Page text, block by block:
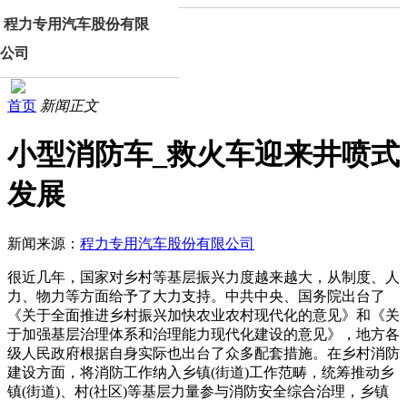
程力专用汽车股份有限
公司
首页 新闻正文
小型消防车_救火车迎来井喷式
发展
新闻来源： 程力专用汽车股份有限公司
很近几年，国家对乡村等基层振兴力度越来越大，从制度、人
力、物力等方面给予了大力支持。中共中央、国务院出台了
《关于全面推进乡村振兴加快农业农村现代化的意见》和《关
于加强基层治理体系和治理能力现代化建设的意见》，地方各
级人民政府根据自身实际也出台了众多配套措施。在乡村消防
建设方面，将消防工作纳入乡镇(街道)工作范畴，统筹推动乡
镇(街道)、村(社区)等基层力量参与消防安全综合治理，乡镇